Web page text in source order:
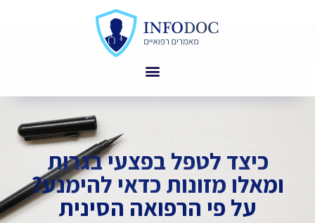
כיצד לטפל בפצעי בגרות
ומאלו מזונות כדאי להימנע?
על פי הרפואה הסינית